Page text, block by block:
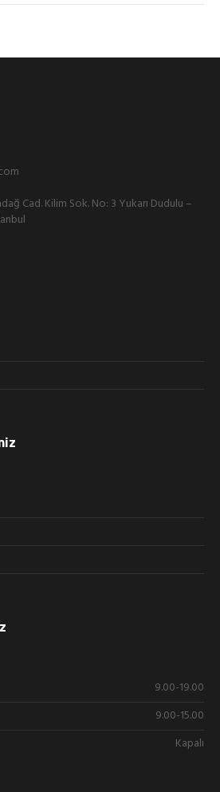
Cad. Kilim Sok. No: 3 Yukarı Dudulu –
9.00-19.00
9.00-15.00
Kapalı